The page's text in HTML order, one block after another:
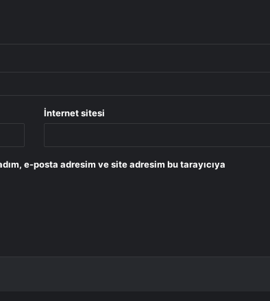
İnternet sitesi
e-posta adresim ve site adresim bu tarayıcıya